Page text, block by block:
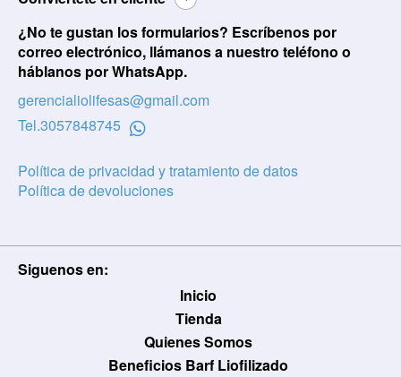
¿No te gustan los formularios? Escríbenos por
correo electrónico, llámanos a nuestro teléfono o
háblanos por WhatsApp.
gerencialiolifesas@gmail.com
Tel.3057848745
Política de privacidad y tratamiento de datos
Política de devoluciones
Siguenos en:
Inicio
Tienda
Quienes Somos
Beneficios Barf Liofilizado